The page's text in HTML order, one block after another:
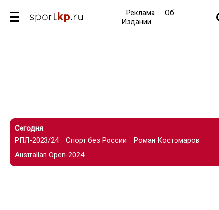
Реклама
Об
Издании
Сегодня:
РПЛ-2023/24
Спорт без России
Роман Костомаров
Australian Open-2024